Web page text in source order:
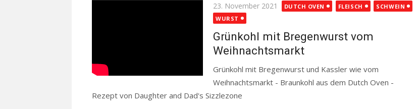
Posted
on
23. November 2021 DUTCH OVEN FLEISCH
SCHWEIN
WURST
Grünkohl mit Bregenwurst vom
Weihnachtsmarkt
Grünkohl mit Bregenwurst und Kassler wie vom
Weihnachtsmarkt - Braunkohl aus dem Dutch Oven -
Rezept von Daughter and Dad's Sizzlezone